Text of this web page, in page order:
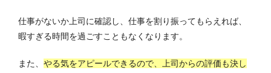
仕事がないか上司に確認し、仕事を割り振ってもらえれば、
暇すぎる時間を過ごすこともなくなります。
また、 やる気をアピールできるので、上司からの評価も決し